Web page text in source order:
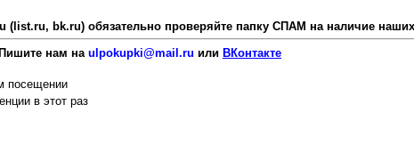
(list.ru, bk.ru) обязательно проверяйте папку СПАМ на наличие
нам на ulpokupki@mail.ru или ВКонтакте
посещении
в этот раз